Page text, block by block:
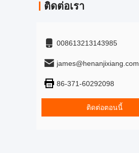
ติดต่อเรา
008613213143985
james@henanjixiang.com
86-371-60292098
ติดต่อตอนนี้